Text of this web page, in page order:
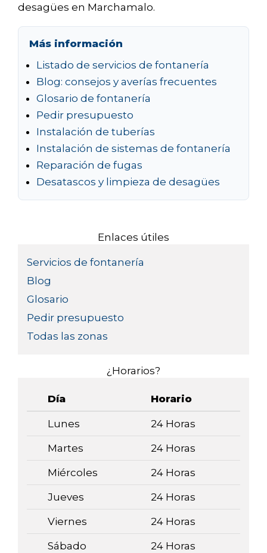
desagües en Marchamalo.
Más información
Listado de servicios de fontanería
Blog: consejos y averías frecuentes
Glosario de fontanería
Pedir presupuesto
Instalación de tuberías
Instalación de sistemas de fontanería
Reparación de fugas
Desatascos y limpieza de desagües
Enlaces útiles
Servicios de fontanería
Blog
Glosario
Pedir presupuesto
Todas las zonas
¿Horarios?
Día Horario
Lunes 24 Horas
Martes 24 Horas
Miércoles 24 Horas
Jueves 24 Horas
Viernes 24 Horas
Sábado 24 Horas